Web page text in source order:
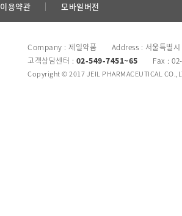
이용약관 모바일버전
Company : 제일약품 Address : 서울특별시
고객상담센터 : 02-549-7451~65 Fax :
Copyright © 2017 JEIL PHARMACEUTICAL